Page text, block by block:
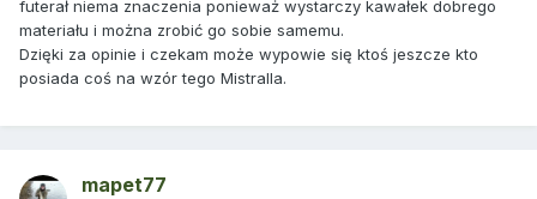
futerał niema znaczenia ponieważ wystarczy kawałek dobrego
materiału i można zrobić go sobie samemu.
Dzięki za opinie i czekam może wypowie się ktoś jeszcze kto
posiada coś na wzór tego Mistralla.
mapet77